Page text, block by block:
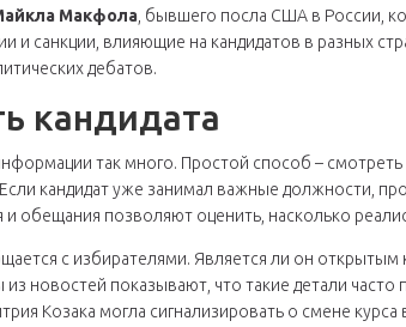
Макфола , бывшего посла США в России,
и санкции, влияющие на кандидатов в разных
дебатов.
кандидата
так много. Простой способ –
кандидат уже занимал важные должности,
и обещания позволяют оценить, насколько
с избирателями. Является ли он открытым
новостей показывают, что такие детали часто
Козака могла сигнализировать о смене курса